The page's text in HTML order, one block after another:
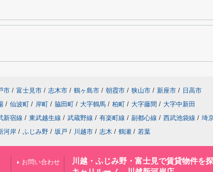
市 / 富士見市 / 志木市 / 鶴ヶ島市 / 朝霞市 / 狭山市 / 新座市 / 日高市
/ 仙波町 / 岸町 / 脇田町 / 大字鶴馬 / 柏町 / 大字藤間 / 大字中新田
新宿線 / 東武越生線 / 武蔵野線 / 有楽町線 / 副都心線 / 西武池袋線 / 埼
河岸 / ふじみ野 / 坂戸 / 川越市 / 志木 / 鶴瀬 / 若葉
お問い合わせ
川越・ふじみ野・富士見で賃貸物件を